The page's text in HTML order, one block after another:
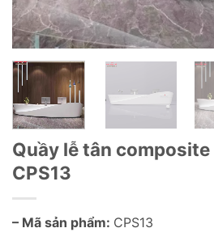
Quầy lễ tân
CPS13
– Mã sản phẩm: CPS13